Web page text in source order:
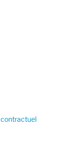
contractuel